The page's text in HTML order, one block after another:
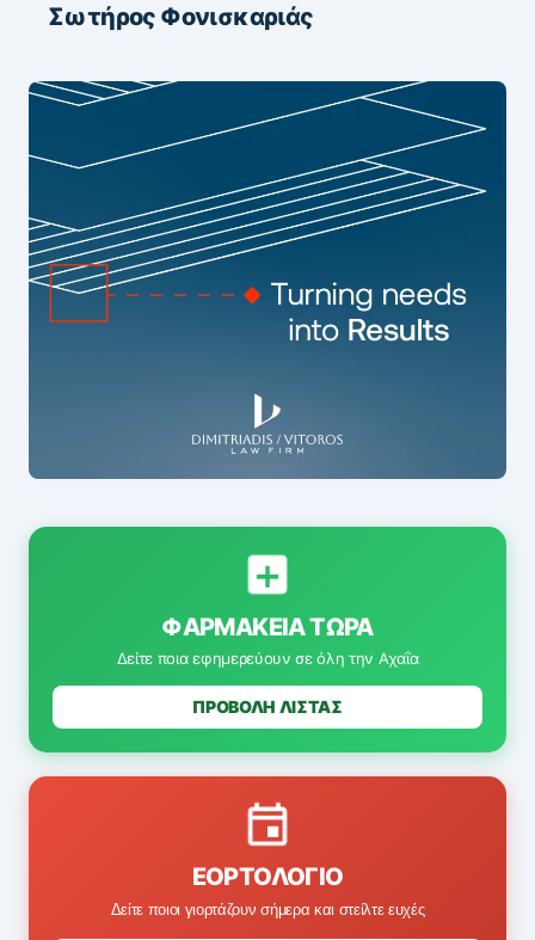
Σωτήρος Φονισκαριάς
ΦΑΡΜΑΚΕΊΑ ΤΏΡΑ
Δείτε ποια εφημερεύουν σε όλη την Αχαΐα
ΠΡΟΒΟΛΗ ΛΙΣΤΑΣ
ΕΟΡΤΟΛΌΓΙΟ
Δείτε ποιοι γιορτάζουν σήμερα και στείλτε ευχές